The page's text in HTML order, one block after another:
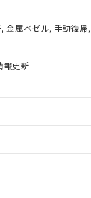
金属ベゼル, 手動復
更新